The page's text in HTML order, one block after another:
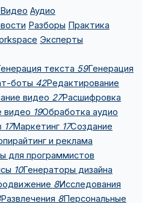
Видео Аудио
Разборы Практика
Эксперты
текста 59Генерация
боты 42Редактирование
видео 27Расшифровка
видео 19Обработка аудио
17Маркетинг 17Создание
и реклама
для программистов
10Генераторы дизайна
8Исследования
Развлечения 8Персональные